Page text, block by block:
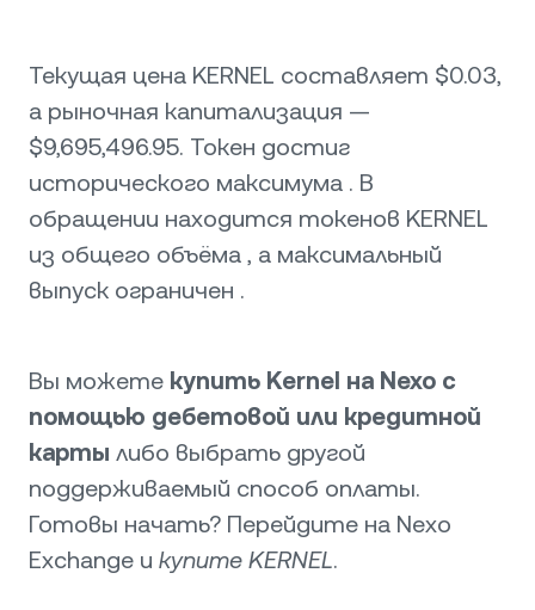
Текущая цена KERNEL составляет $0.03,
а рыночная капитализация —
$9,695,496.95. Токен достиг
исторического максимума . В
обращении находится токенов KERNEL
из общего объёма , а максимальный
выпуск ограничен .
Вы можете купить Kernel на Nexo с
помощью дебетовой или кредитной
карты либо выбрать другой
поддерживаемый способ оплаты.
Готовы начать? Перейдите на Nexo
Exchange и купите KERNEL.